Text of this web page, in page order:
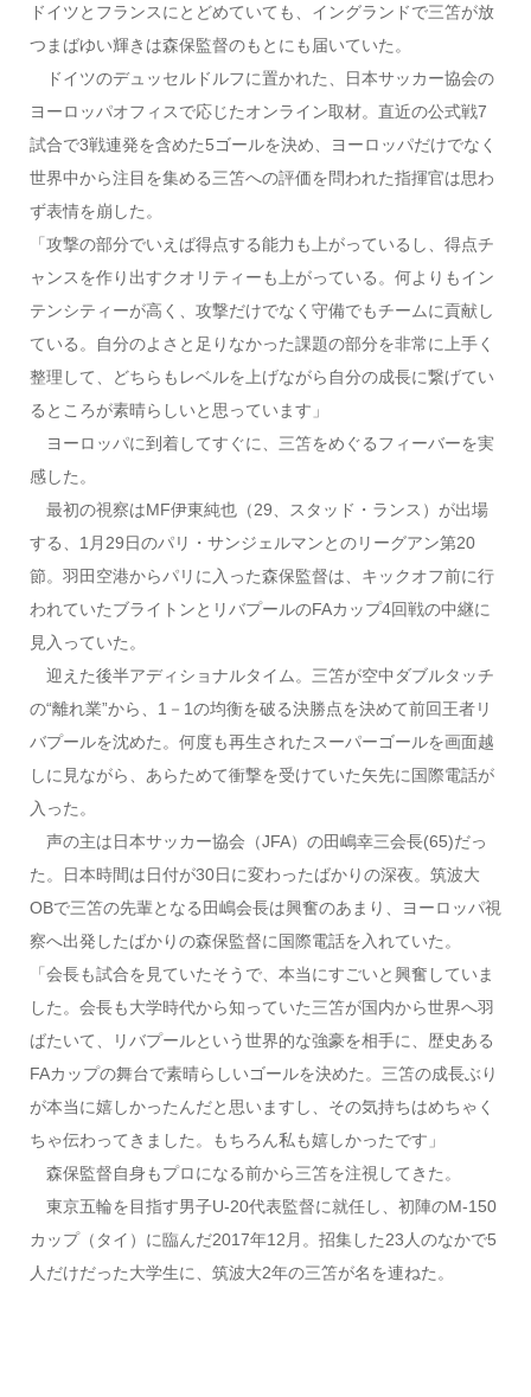
ドイツとフランスにとどめていても、イングランドで三笘が放
つまばゆい輝きは森保監督のもとにも届いていた。
ドイツのデュッセルドルフに置かれた、日本サッカー協会の
ヨーロッパオフィスで応じたオンライン取材。直近の公式戦7
試合で3戦連発を含めた5ゴールを決め、ヨーロッパだけでなく
世界中から注目を集める三笘への評価を問われた指揮官は思わ
ず表情を崩した。
「攻撃の部分でいえば得点する能力も上がっているし、得点チ
ャンスを作り出すクオリティーも上がっている。何よりもイン
テンシティーが高く、攻撃だけでなく守備でもチームに貢献し
ている。自分のよさと足りなかった課題の部分を非常に上手く
整理して、どちらもレベルを上げながら自分の成長に繋げてい
るところが素晴らしいと思っています」
ヨーロッパに到着してすぐに、三笘をめぐるフィーバーを実
感した。
最初の視察はMF伊東純也（29、スタッド・ランス）が出場
する、1月29日のパリ・サンジェルマンとのリーグアン第20
節。羽田空港からパリに入った森保監督は、キックオフ前に行
われていたブライトンとリバプールのFAカップ4回戦の中継に
見入っていた。
迎えた後半アディショナルタイム。三笘が空中ダブルタッチ
の“離れ業”から、1－1の均衡を破る決勝点を決めて前回王者リ
バプールを沈めた。何度も再生されたスーパーゴールを画面越
しに見ながら、あらためて衝撃を受けていた矢先に国際電話が
入った。
声の主は日本サッカー協会（JFA）の田嶋幸三会長(65)だっ
た。日本時間は日付が30日に変わったばかりの深夜。筑波大
OBで三笘の先輩となる田嶋会長は興奮のあまり、ヨーロッパ視
察へ出発したばかりの森保監督に国際電話を入れていた。
「会長も試合を見ていたそうで、本当にすごいと興奮していま
した。会長も大学時代から知っていた三笘が国内から世界へ羽
ばたいて、リバプールという世界的な強豪を相手に、歴史ある
FAカップの舞台で素晴らしいゴールを決めた。三笘の成長ぶり
が本当に嬉しかったんだと思いますし、その気持ちはめちゃく
ちゃ伝わってきました。もちろん私も嬉しかったです」
森保監督自身もプロになる前から三笘を注視してきた。
東京五輪を目指す男子U-20代表監督に就任し、初陣のM-150
カップ（タイ）に臨んだ2017年12月。招集した23人のなかで5
人だけだった大学生に、筑波大2年の三笘が名を連ねた。